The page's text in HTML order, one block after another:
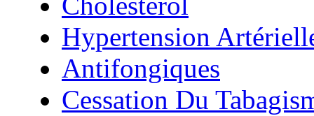
Hypertension
Antifongiques
Cessation Du